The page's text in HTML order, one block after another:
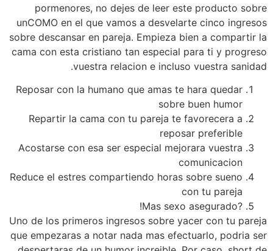
pormenores, no dejes de leer este producto sobre
unCOMO en el que vamos a desvelarte cinco ingresos
sobre descansar en pareja. Empieza bien a compartir la
cama con esta cristiano tan especial para ti y progreso
vuestra relacion e incluso vuestra sanidad.
Reposar con la humano que amas te hara quedar
sobre buen humor
Repartir la cama con tu pareja te favorecera a
reposar preferible
Acostarse con esa ser especial mejorara vuestra
comunicacion
Reduce el estres compartiendo horas sobre sueno
con tu pareja
?Mas sexo asegurado!
Uno de los primeros ingresos sobre yacer con tu pareja
que empezaras a notar nada mas efectuarlo, podri­a ser